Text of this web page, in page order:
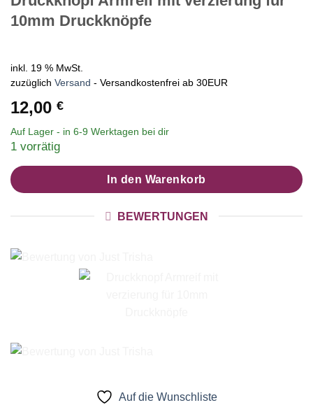
10mm Druckknöpfe
inkl. 19 % MwSt.
zuzüglich Versand - Versandkostenfrei ab 30EUR
12,00 €
Auf Lager - in 6-9 Werktagen bei dir
1 vorrätig
In den Warenkorb
BEWERTUNGEN
Auf die Wunschliste